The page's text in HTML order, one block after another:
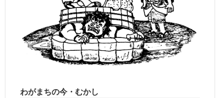
わがまちの今・むかし